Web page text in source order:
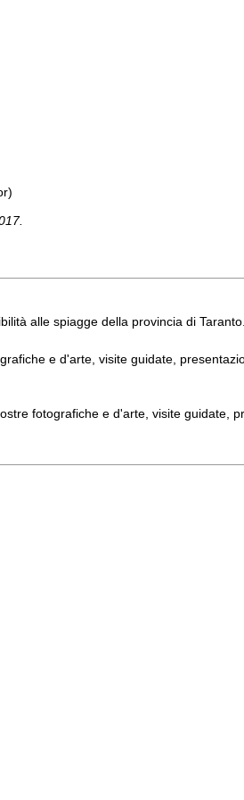
alle spiagge della provincia di Taranto.
e d'arte, visite guidate,
fotografiche e d'arte, visite guidate,